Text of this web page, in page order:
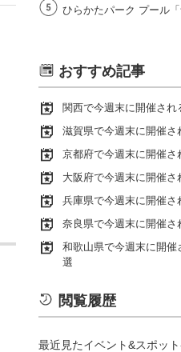
ひらかたパーク プール「
おすすめ記事
関西で今週末に開催さ
滋賀県で今週末に開催さ
京都府で今週末に開催さ
大阪府で今週末に開催
兵庫県で今週末に開催さ
奈良県で今週末に開催さ
和歌山県で今週末に開
選
閲覧履歴
最近見たイベント&スポッ